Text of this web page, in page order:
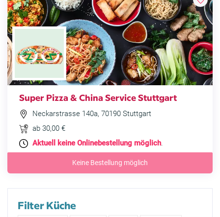
Super Pizza & China Service Stuttgart
Neckarstrasse 140a, 70190 Stuttgart
ab 30,00 €
Aktuell keine Onlinebestellung möglich.
Keine Bestellung möglich
Filter Küche